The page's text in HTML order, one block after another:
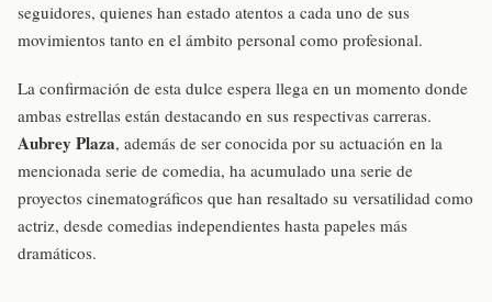
seguidores, quienes han estado atentos a cada uno de sus
movimientos tanto en el ámbito personal como profesional.
La confirmación de esta dulce espera llega en un momento donde
ambas estrellas están destacando en sus respectivas carreras.
Aubrey Plaza, además de ser conocida por su actuación en la
mencionada serie de comedia, ha acumulado una serie de
proyectos cinematográficos que han resaltado su versatilidad como
actriz, desde comedias independientes hasta papeles más
dramáticos.